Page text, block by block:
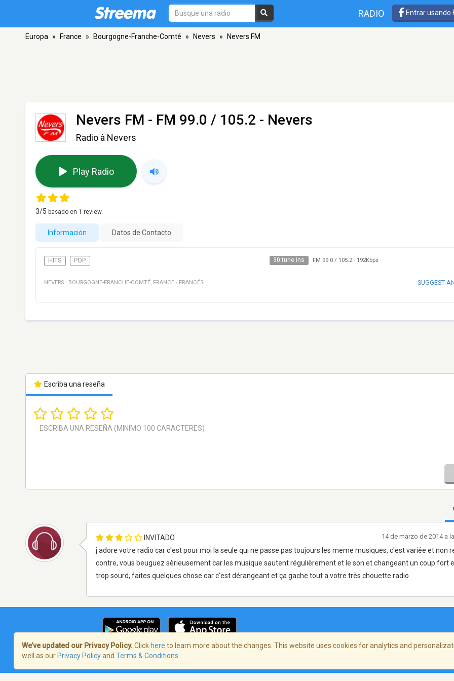
RADIO Entrar usando
Europa » France » Bourgogne-Franche-Comté » Nevers » Nevers FM
Nevers FM - FM 99.0 / 105.2 - Nevers
Radio à Nevers
Play Radio
3/5 basado en 1 review.
Información Datos de Contacto
HITS POP 30 tune ins FM 99.0 / 105.2- 192Kbps
NEVERS · BOURGOGNE-FRANCHE-COMTÉ, FRANCE · FRANCÉS SUGGEST
Escriba una reseña
INVITADO
j adore votre radio car c'est pour moi la seule qui ne passe pas toujours les meme musiques, c'est variée et non
contre, vous beuguez sèrieusement car les musique sautent régulièrement et le son et changeant un coup fort
trop sourd, faites quelques chose car c'est dérangeant et ça gache tout a votre très chouette radio
14 de marzo de 2014 a
Términos de servicio/Política de privacidad
We’ve updated our Privacy Policy. Click here to learn more about the changes. This website uses cookies for analytics and
well as our Privacy Policyand Terms & Conditions